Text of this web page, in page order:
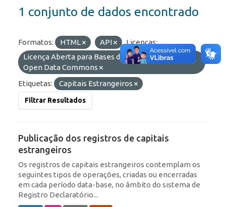
1 conjunto de dados encontrado
Formatos: HTML API
Licenças:
Licença Aberta para Bases de Dados (ODbL) do
Open Data Commons
Etiquetas:
Capitais Estrangeiros
Filtrar Resultados
Publicação dos registros de capitais
estrangeiros
Os registros de capitais estrangeiros contemplam os
seguintes tipos de operações, criadas ou encerradas
em cada período data-base, no âmbito do sistema de
Registro Declaratório...